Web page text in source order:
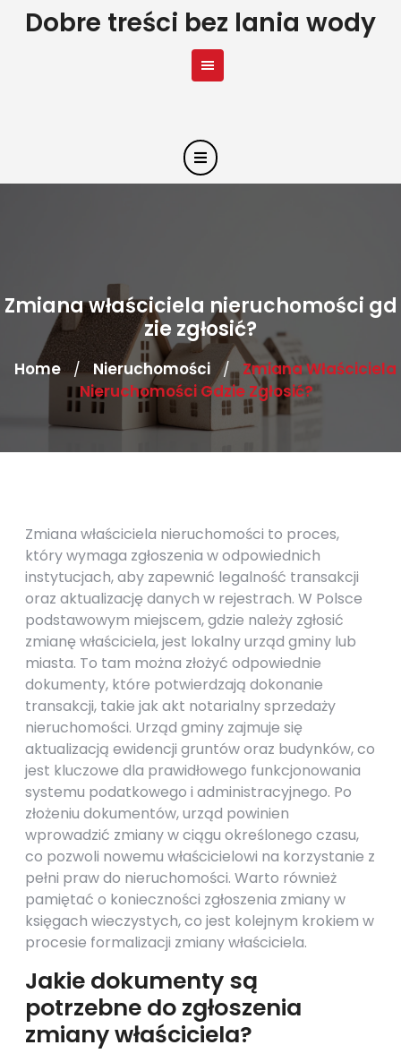
SkipDobre treści bez lania wody
Zmiana właściciela nieruchomości gd
zie zgłosić?
Home / Nieruchomości / Zmiana Właściciela
Nieruchomości Gdzie Zgłosić?
Zmiana właściciela nieruchomości to proces,
który wymaga zgłoszenia w odpowiednich
instytucjach, aby zapewnić legalność transakcji
oraz aktualizację danych w rejestrach. W Polsce
podstawowym miejscem, gdzie należy zgłosić
zmianę właściciela, jest lokalny urząd gminy lub
miasta. To tam można złożyć odpowiednie
dokumenty, które potwierdzają dokonanie
transakcji, takie jak akt notarialny sprzedaży
nieruchomości. Urząd gminy zajmuje się
aktualizacją ewidencji gruntów oraz budynków, co
jest kluczowe dla prawidłowego funkcjonowania
systemu podatkowego i administracyjnego. Po
złożeniu dokumentów, urząd powinien
wprowadzić zmiany w ciągu określonego czasu,
co pozwoli nowemu właścicielowi na korzystanie z
pełni praw do nieruchomości. Warto również
pamiętać o konieczności zgłoszenia zmiany w
księgach wieczystych, co jest kolejnym krokiem w
procesie formalizacji zmiany właściciela.
Jakie dokumenty są
potrzebne do zgłoszenia
zmiany właściciela?